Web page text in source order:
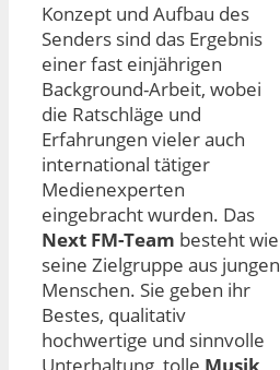
Konzept und Aufbau des
Senders sind das Ergebnis
einer fast einjährigen
Background-Arbeit, wobei
die Ratschläge und
Erfahrungen vieler auch
international tätiger
Medienexperten
eingebracht wurden. Das
Next FM-Team besteht wie
seine Zielgruppe aus jungen
Menschen. Sie geben ihr
Bestes, qualitativ
hochwertige und sinnvolle